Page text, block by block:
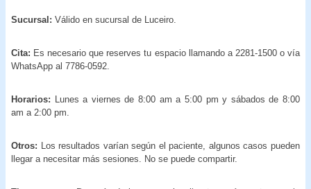
Sucursal: Válido en sucursal de Luceiro.
Cita: Es necesario que reserves tu espacio llamando a 2281-1500 o vía
WhatsApp al 7786-0592.
Horarios: Lunes a viernes de 8:00 am a 5:00 pm y sábados de 8:00
am a 2:00 pm.
Otros: Los resultados varían según el paciente, algunos casos pueden
llegar a necesitar más sesiones. No se puede compartir.